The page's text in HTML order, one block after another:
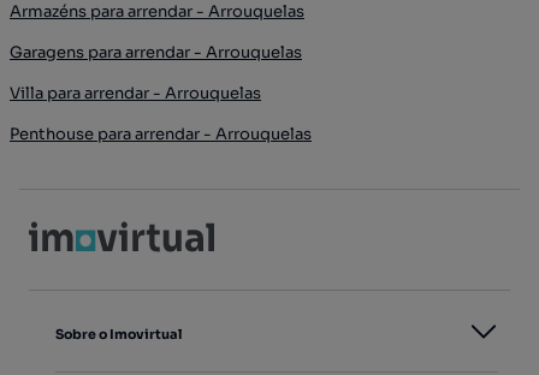
Armazéns para arrendar - Arrouquelas
Garagens para arrendar - Arrouquelas
Villa para arrendar - Arrouquelas
Penthouse para arrendar - Arrouquelas
Sobre o Imovirtual